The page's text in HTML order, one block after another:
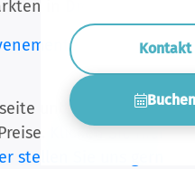
Kontakt
in Drenthe.
und wir bieten
Klicken Sie hier
stellen Sie uns gern